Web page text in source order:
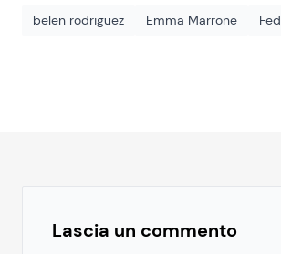
belen rodriguez Emma Marrone
Lascia un commento